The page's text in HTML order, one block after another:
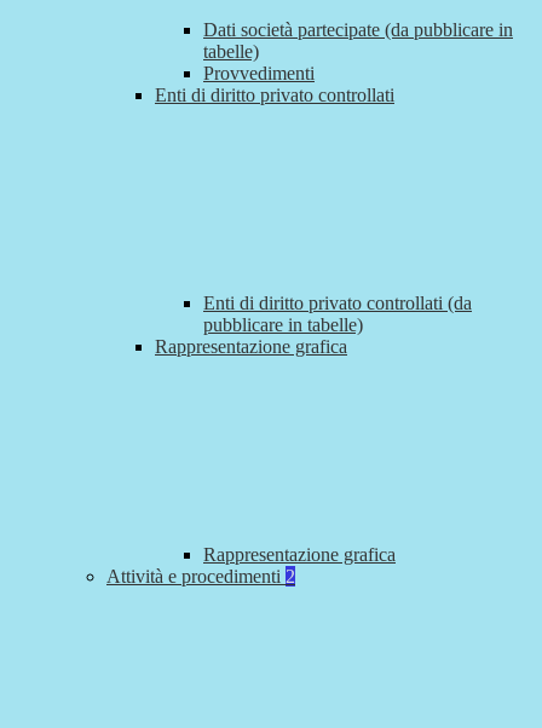
Dati società partecipate (da pubblicare in
tabelle)
Provvedimenti
Enti di diritto privato controllati
Enti di diritto privato controllati (da
pubblicare in tabelle)
Rappresentazione grafica
Rappresentazione grafica
Attività e procedimenti 2